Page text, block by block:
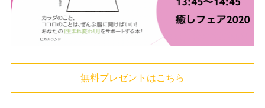
無料プレゼントはこちら